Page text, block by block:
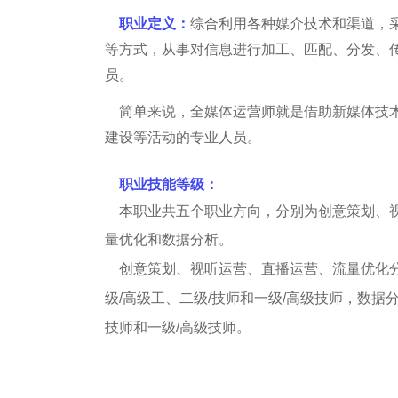
职业定义： 综合利用各种媒介技术和渠道，
等方式，从事对信息进行加工、匹配、分发、
员。
简单来说，全媒体运营师就是借助新媒体技
建设等活动的专业人员。
职业技能等级：
本职业共五个职业方向，分别为创意策划、
量优化和数据分析。
创意策划、视听运营、直播运营、流量优化
级/高级工、二级/技师和一级/高级技师，数据
技师和一级/高级技师。